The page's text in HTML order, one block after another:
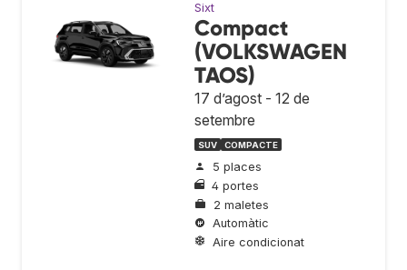
Sixt
Compact
(VOLKSWAGEN
TAOS)
17 d’agost - 12 de
setembre
SUV COMPACTE
5 places
4 portes
2 maletes
Automàtic
Aire condicionat